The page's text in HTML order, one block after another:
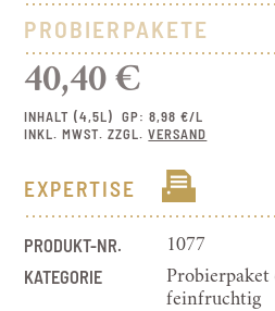
PROBIERPAKETE
40,40 €
INHALT (4,5L)GP: 8,98 €/L
INKL. MWST. ZZGL.VERSAND
EXPERTISE
PRODUKT-NR. 1077
KATEGORIE
feinfruchtig